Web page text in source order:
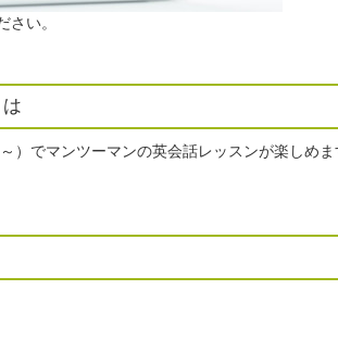
さい。
でマンツーマンの英会話レッスンが楽しめ